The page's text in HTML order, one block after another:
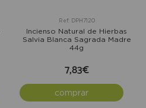
Ref: DPH7120
Incienso Natural de Hierbas
Salvia Blanca Sagrada Madre
44g
7,83€
comprar